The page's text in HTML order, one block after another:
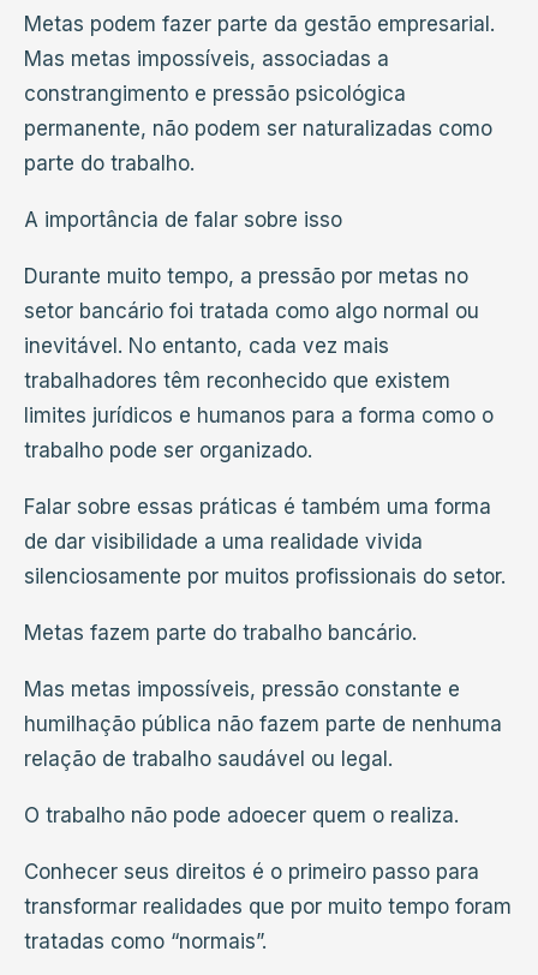
Metas podem fazer parte da gestão empresarial.
Mas metas impossíveis, associadas a
constrangimento e pressão psicológica
permanente, não podem ser naturalizadas como
parte do trabalho.
A importância de falar sobre isso
Durante muito tempo, a pressão por metas no
setor bancário foi tratada como algo normal ou
inevitável. No entanto, cada vez mais
trabalhadores têm reconhecido que existem
limites jurídicos e humanos para a forma como o
trabalho pode ser organizado.
Falar sobre essas práticas é também uma forma
de dar visibilidade a uma realidade vivida
silenciosamente por muitos profissionais do setor.
Metas fazem parte do trabalho bancário.
Mas metas impossíveis, pressão constante e
humilhação pública não fazem parte de nenhuma
relação de trabalho saudável ou legal.
O trabalho não pode adoecer quem o realiza.
Conhecer seus direitos é o primeiro passo para
transformar realidades que por muito tempo foram
tratadas como “normais”.